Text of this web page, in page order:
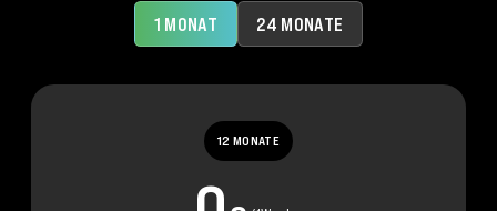
1 MONAT 24 MONATE
12 MONATE